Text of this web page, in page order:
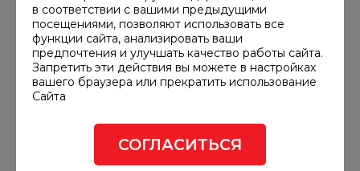
в указанных выше целях при условии
обеспечения указанными третьими
лицами конфиденциальности
и безопасности персональных данных
при обработке в соответствии
Федерации. К числу подобных третьих
лиц, в частности, могут относиться:
в соответствии с вашими предыдущими
посещениями, позволяют использовать все
функции сайта, анализировать ваши
предпочтения и улучшать качество работы сайта.
Запретить эти действия вы можете в настройках
вашего браузера или прекратить использование
Сайта
СОГЛАСИТЬСЯ